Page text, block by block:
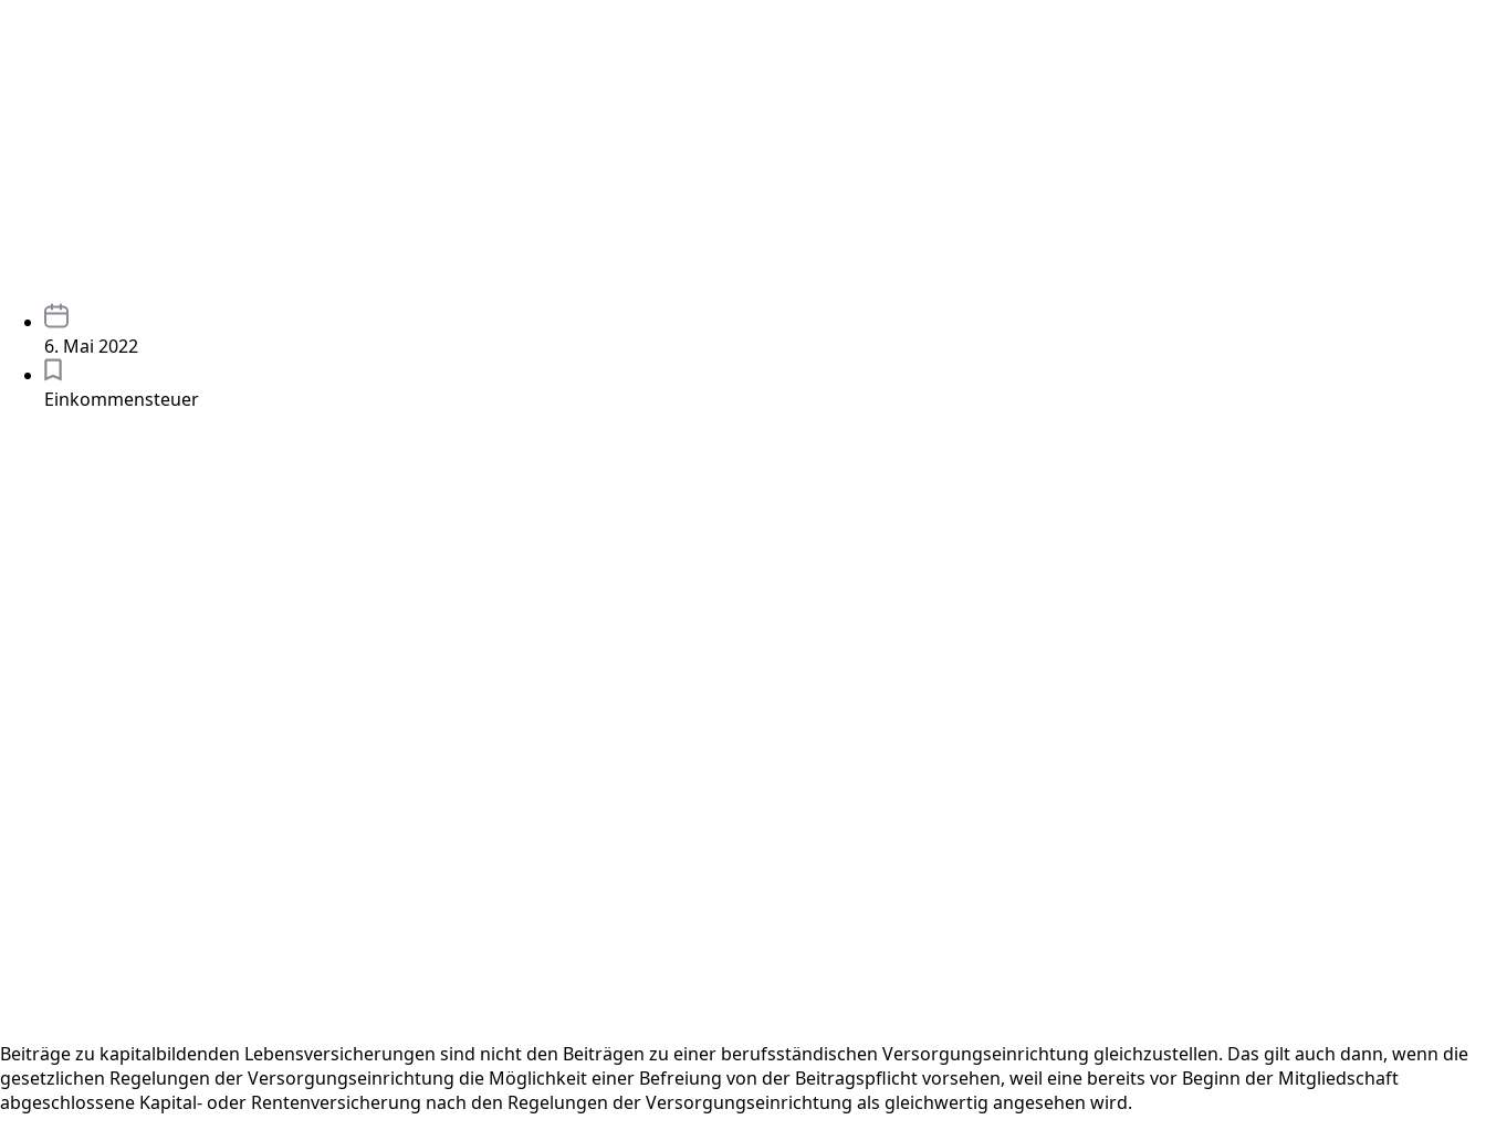
6. Mai 2022
Einkommensteuer
Beiträge zu kapitalbildenden Lebensversicherungen sind nicht den Beiträgen zu einer berufsständischen Versorgungseinrichtung gleichzustellen. Das gilt auch dann, wenn die
gesetzlichen Regelungen der Versorgungseinrichtung die Möglichkeit einer Befreiung von der Beitragspflicht vorsehen, weil eine bereits vor Beginn der Mitgliedschaft
abgeschlossene Kapital- oder Rentenversicherung nach den Regelungen der Versorgungseinrichtung als gleichwertig angesehen wird.